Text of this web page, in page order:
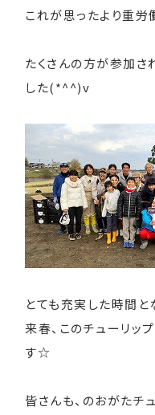
これが思ったより重
たくさんの方が参加
した(*^^)v
とても充実した時間と
来春、このチューリッ
す☆
皆さんも、のおがたチ